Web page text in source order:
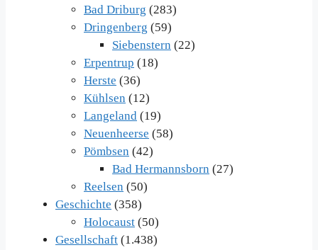
Bad Driburg (283)
Dringenberg (59)
Siebenstern (22)
Erpentrup (18)
Herste (36)
Kühlsen (12)
Langeland (19)
Neuenheerse (58)
Pömbsen (42)
Bad Hermannsborn (27)
Reelsen (50)
Geschichte (358)
Holocaust (50)
Gesellschaft (1.438)